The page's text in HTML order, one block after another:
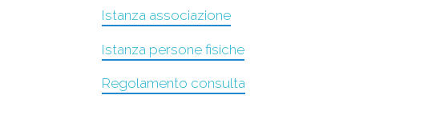
Istanza associazione
Istanza persone fisiche
Regolamento consulta